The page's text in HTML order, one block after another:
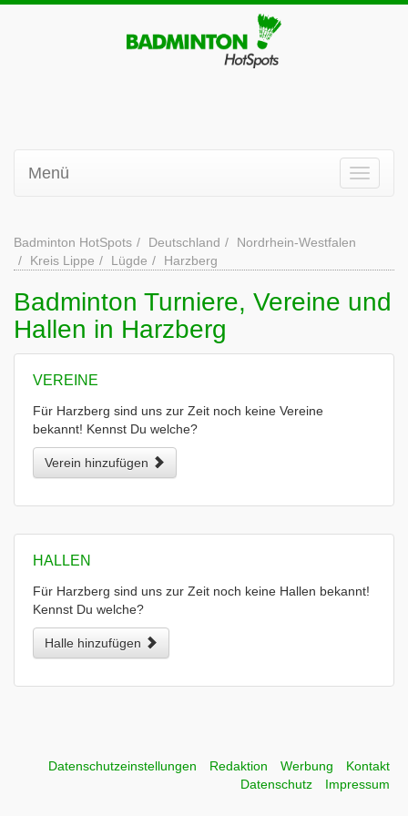
Menü
Badminton HotSpots Deutschland
Nordrhein-Westfalen
Kreis Lippe
Lügde Harzberg
Badminton Turniere, Vereine und
Hallen in Harzberg
VEREINE
Für Harzberg sind uns zur Zeit noch keine Vereine
bekannt! Kennst Du welche?
Verein hinzufügen
HALLEN
Für Harzberg sind uns zur Zeit noch keine Hallen bekannt!
Kennst Du welche?
Halle hinzufügen
Datenschutzeinstellungen Redaktion Werbung
Kontakt
Datenschutz
Impressum